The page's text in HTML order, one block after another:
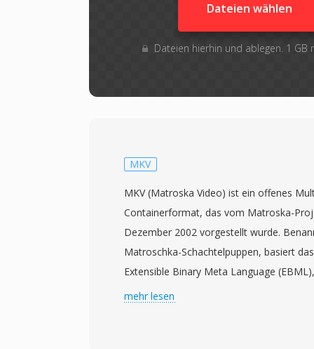
Dateien wählen
Dateien hierhin und ablegen. 1
MKV
MKV (Matroska Video) ist ein offenes
Containerformat, das vom Matroska-
Dezember 2002 vorgestellt wurde.
Matroschka-Schachtelpuppen, basiert
Extensible Binary Meta Language
binären XML-Variante, die eine flexible
mehr lesen